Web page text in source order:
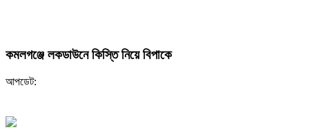
কমলগঞ্জে লকডাউনে কিস্তি নিয়ে বিপাকে
আপডেট: